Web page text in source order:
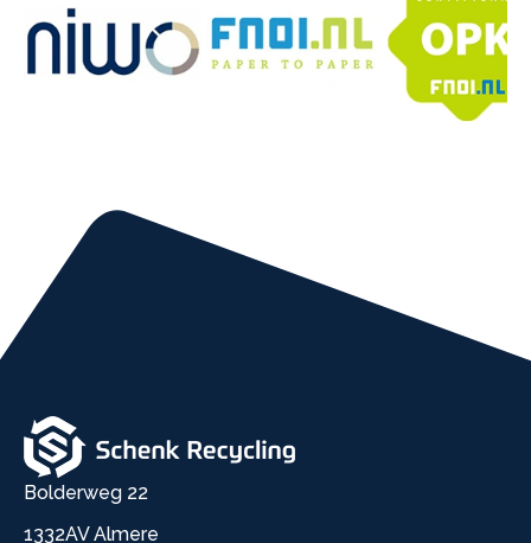
Bolderweg 22
1332AV Almere